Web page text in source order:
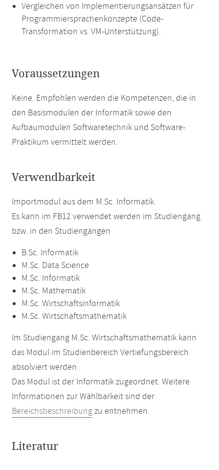
Vergleichen von Implementierungsansätzen für
Programmiersprachenkonzepte (Code-
Transformation vs. VM-Unterstützung).
Voraussetzungen
Keine. Empfohlen werden die Kompetenzen, die in
den Basismodulen der Informatik sowie den
Aufbaumodulen Softwaretechnik und Software-
Praktikum vermittelt werden.
Verwendbarkeit
Importmodul aus dem M.Sc. Informatik.
Es kann im FB12 verwendet werden im Studiengang
bzw. in den Studiengängen
B.Sc. Informatik
M.Sc. Data Science
M.Sc. Informatik
M.Sc. Mathematik
M.Sc. Wirtschaftsinformatik
M.Sc. Wirtschaftsmathematik
Im Studiengang M.Sc. Wirtschaftsmathematik kann
das Modul im Studienbereich Vertiefungsbereich
absolviert werden.
Das Modul ist der Informatik zugeordnet. Weitere
Informationen zur Wählbarkeit sind der
Bereichsbeschreibungzu entnehmen.
Literatur